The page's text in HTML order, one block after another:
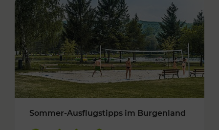
Sommer-Ausflugstipps im Burgenland